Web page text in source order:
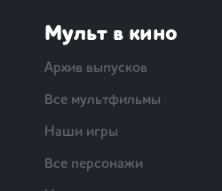
Мульт в кино
Архив выпусков
Все мультфильмы
Наши игры
Все персонажи